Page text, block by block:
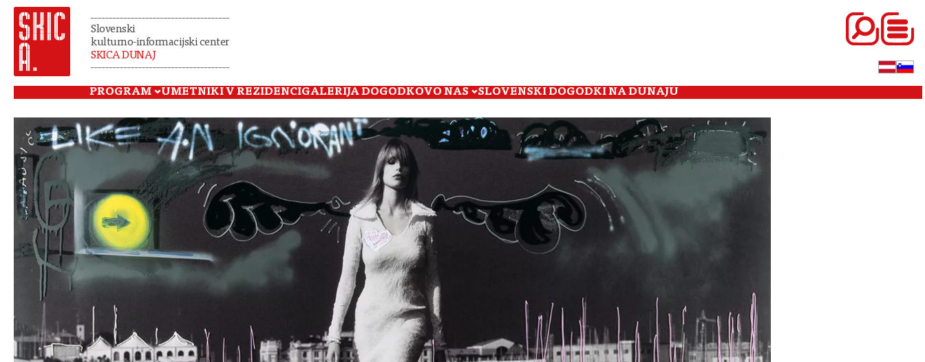
Slovenski
kulturno-informacijski center
SKICA DUNAJ
PROGRAM UMETNIKI V REZIDENCIGALERIJA DOGODKOVO NAS SLOVENSKI DOGODKI NA DUNAJU